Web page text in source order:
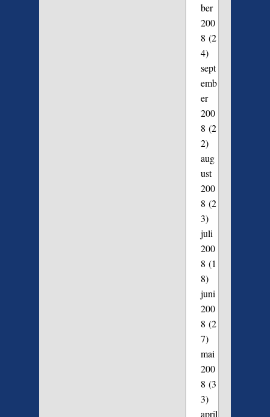
ber
200
8 (2
4)
sept
emb
er
200
8 (2
2)
aug
ust
200
8 (2
3)
juli
200
8 (1
8)
juni
200
8 (2
7)
mai
200
8 (3
3)
april